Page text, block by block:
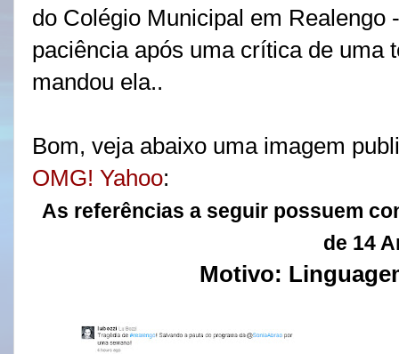
do Colégio Municipal em Realengo
paciência após uma crítica de uma
mandou ela..
Bom, veja abaixo uma imagem
OMG! Yahoo:
As referências a seguir possuem
de 14
Motivo: